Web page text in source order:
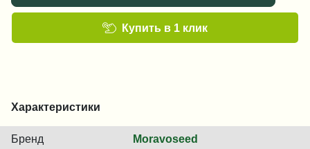
Купить в 1 клик
Характеристики
Бренд Moravoseed